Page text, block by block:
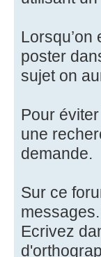
Lorsqu’on
poster
sujet on
Pour
une
demande.
Sur ce
Ecrivez